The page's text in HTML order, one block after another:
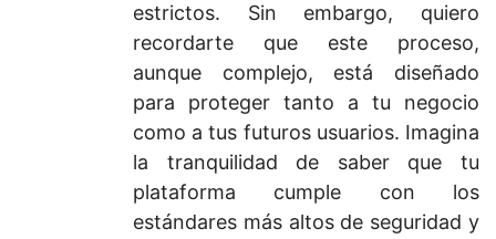
estrictos. Sin embargo, quiero
recordarte que este proceso,
aunque complejo, está diseñado
para proteger tanto a tu negocio
como a tus futuros usuarios. Imagina
la tranquilidad de saber que tu
plataforma cumple con los
estándares más altos de seguridad y